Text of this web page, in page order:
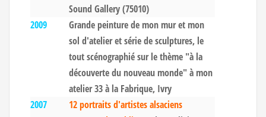
Sound Gallery (75010)
2009
Grande peinture de mon mur et mon
sol d'atelier et série de sculptures, le
tout scénographié sur le thème "à la
découverte du nouveau monde" à mon
atelier 33 à la Fabrique, Ivry
2007
12 portraits d'artistes alsaciens